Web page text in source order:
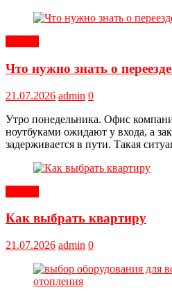
Что нужно знать о
21.07.2026 admin 0
Утро понедельника. Офис
ноутбуками ожидают у входа, а
задерживается в пути. Такая
Как выбрать квартиру
21.07.2026 admin 0